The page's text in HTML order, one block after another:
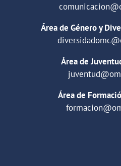
Área de Género y
Área de
Área de